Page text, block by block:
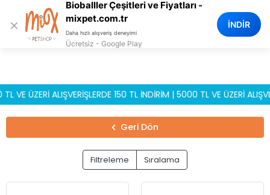
ÜZERİ ALIŞVERİŞLERDE 150 TL İNDİRİM | 5000 TL VE ÜZERİ
0
Geri Dön
Filtreleme Sıralama
×
Bioballler Çeşitleri ve Fiyatları -
mixpet.com.tr
Daha hızlı alışveriş deneyimi
Ücretsiz - Google Play
İNDİR